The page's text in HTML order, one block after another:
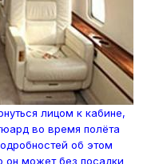
лицом к кабине,
во время полёта
об этом
он может без посадки